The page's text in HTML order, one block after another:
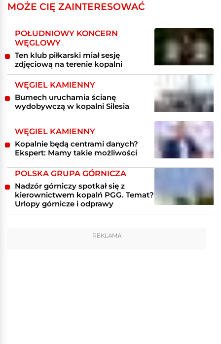
MOŻE CIĘ ZAINTERESOWAĆ
POŁUDNIOWY KONCERN
WĘGLOWY
Ten klub piłkarski miał sesję
zdjęciową na terenie kopalni
WĘGIEL KAMIENNY
Bumech uruchamia ścianę
wydobywczą w kopalni Silesia
WĘGIEL KAMIENNY
Kopalnie będą centrami danych?
Ekspert: Mamy takie możliwości
POLSKA GRUPA GÓRNICZA
Nadzór górniczy spotkał się z
kierownictwem kopalń PGG. Temat?
Urlopy górnicze i odprawy
REKLAMA